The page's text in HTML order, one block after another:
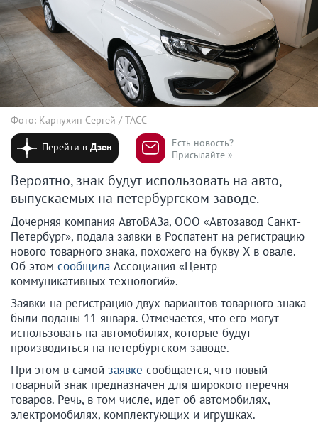
Фото: Карпухин Сергей / ТАСС
Перейти вДзен
Есть новость?
Присылайте »
Вероятно, знак будут использовать на авто,
выпускаемых на петербургском заводе.
Дочерняя компания АвтоВАЗа, ООО «Автозавод Санкт-
Петербург», подала заявки в Роспатент на регистрацию
нового товарного знака, похожего на букву X в овале.
Об этом сообщила Ассоциация «Центр
коммуникативных технологий».
Заявки на регистрацию двух вариантов товарного знака
были поданы 11 января. Отмечается, что его могут
использовать на автомобилях, которые будут
производиться на петербургском заводе.
При этом в самой заявке сообщается, что новый
товарный знак предназначен для широкого перечня
товаров. Речь, в том числе, идет об автомобилях,
электромобилях, комплектующих и игрушках.